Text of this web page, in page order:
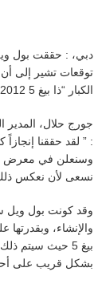
توقعات تشير إلى
الكبار “ذا بيغ 5 2012” هذا الاسبوع بمجموعة من منتجاتها وحلوله المبتكرة.
جورج حلال،
: ” لقد حققنا إنجازاً
نسعى لأن نعكس ذلك على
وقد كونت بول ويل
والإنشاء،
بيغ 5 حيث سيتم
بشكل قريب على أحدث